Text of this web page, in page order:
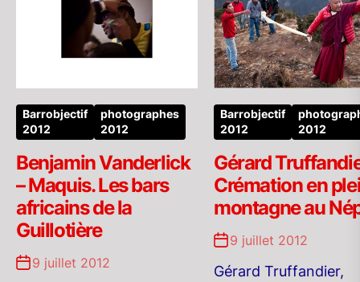
Barrobjectif
2012
photographes
2012
Benjamin Vanderlick
– Maquis. Les bars
africains de la
Guillotière
9 juillet 2012
Barrobjectif
2012
2012
Gérard
Crémation en
montagne au
9 juillet 2012
Gérard Truffandier,